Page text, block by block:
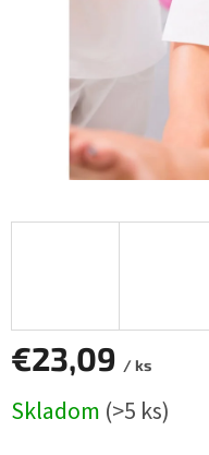
€23,09 / ks
cena:
Skladom (>5 ks)